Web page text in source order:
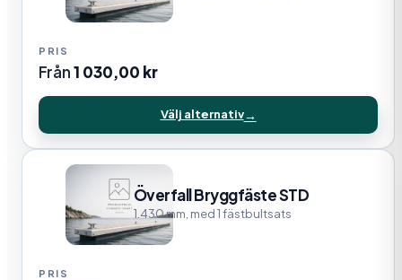
Från1 030,00 kr
Välj alternativ
Överfall Bryggfäste STD
1.430 mm, med 1 fästbultsats